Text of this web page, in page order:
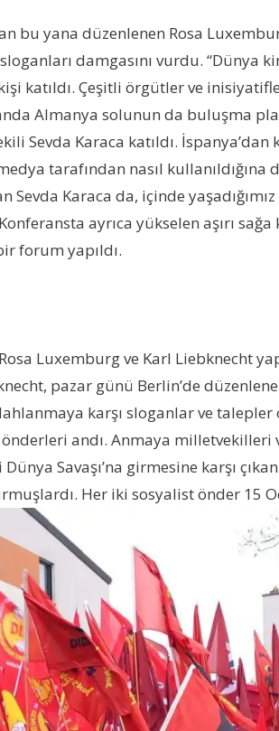
bu yana düzenlenen Rosa
damgasını vurdu. “Dünya
katıldı. Çeşitli örgütler ve
Almanya solunun da buluşma
Sevda Karaca katıldı.
tarafından nasıl
Sevda Karaca da, içinde
ayrıca yükselen aşırı
forum yapıldı.
Luxemburg ve Karl Liebknecht
pazar günü Berlin’de
karşı sloganlar ve talepler
andı. Anmaya
Savaşı’na girmesine karşı
Her iki sosyalist önder 15